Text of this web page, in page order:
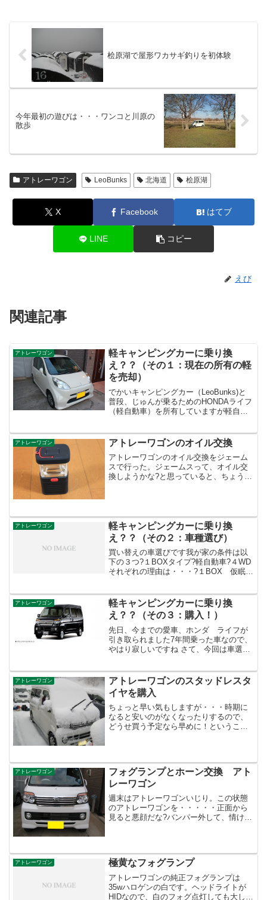
桧原湖で屋形ワカサギ釣りを初体験
今年最初の遊びは・・・ワンコと川原の
散歩
アトレーワゴン LeoBunks 北海道 桧原湖
X Facebook はてブ
LINE コピー
えび
関連記事
アトレーワゴン
軽キャンピングカーに乗り換
え？？（その１：現在の所有の軽
を売却）
でかいキャンピングカー（LeoBunks)と
普段、じゅんが乗るためのHONDAライフ
（軽自動車）を所有していますが軽自動
外に色々理由はありますが、詳細はその
２の購入編...
アトレーワゴン アトレーワゴンのオイル交換
アトレーワゴンのオイル交換をジェーム
スで行った。ジェームスって、オイル交
換しようかな?と思っていると、ちょうど
アトレーワゴン
軽キャンピングカーに乗り換
え？？（その２：車種選び）
買い替えの車選びです我が家の条件は以
下の３つ?１BOXタイプ?軽自動車?４WD
それぞれの理由は・・・?１BOX 仮眠が
車 自宅の駐車スペースが狭いため、出
来るだけ小型な...
アトレーワゴン
軽キャンピングカーに乗り換
え？？（その３：購入！）
先日、今までの愛車、ホンダ ライフが
引き取られました7年間乗った車なので、
やはり寂しいですね さて、今回は車選び
ブリィワゴン（スズキ）アトレーワゴン
（ダイハツ）それ...
アトレーワゴン
アトレーワゴンのスタッドレスタ
イヤを購入
ちょっと早い気もしますが・・・時期に
なると安いのがなくなったりするので、
どうせ買う予定なら早めに！ということ
ント1000円分プレゼン...
アトレーワゴン
フォグランプとホーン交換 アト
レーワゴン
週末はアトレーワゴンいじり。この状態
のアトレーワゴンを・・・・・正面から
見ると悪顔だな?バンパー外して、情けな
ホーンを交換。純正ホー...
アトレーワゴン 極黄なフォグランプ
アトレーワゴンの純正フォグランプは
35wハロゲンの白です。ヘッドライトが
HIDなので、白のフォグ点灯しても大して